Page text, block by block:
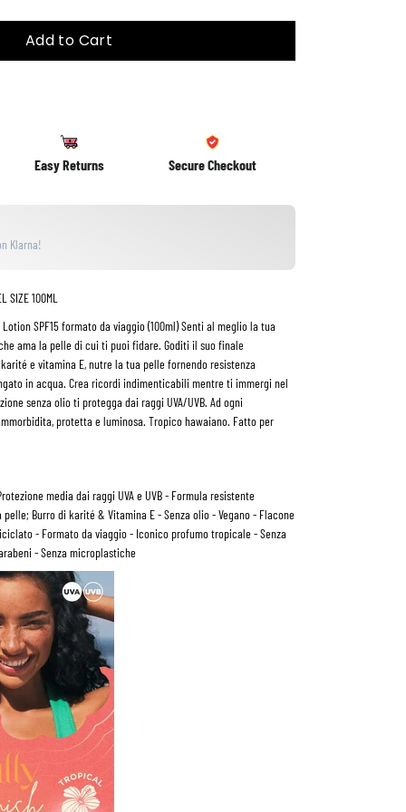
Add to Cart
Easy Returns Secure Checkout
Klarna!
SIZE 100ML
SPF15 formato da viaggio (100ml) Senti al meglio la tua
ama la pelle di cui ti puoi fidare. Goditi il suo finale
e vitamina E, nutre la tua pelle fornendo resistenza
in acqua. Crea ricordi indimenticabili mentre ti immergi nel
senza olio ti protegga dai raggi UVA/UVB. Ad ogni
protetta e luminosa. Tropico hawaiano. Fatto per
media dai raggi UVA e UVB - Formula resistente
Burro di karité & Vitamina E - Senza olio - Vegano - Flacone
- Formato da viaggio - Iconico profumo tropicale - Senza
- Senza microplastiche